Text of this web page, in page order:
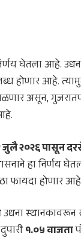
घेतला आहे.
होणार आहे.
असून,
जुलै २०२६ पासून
हा निर्णय
फायदा होणार
उधना स्थानकावरून
१.०५ वाजता